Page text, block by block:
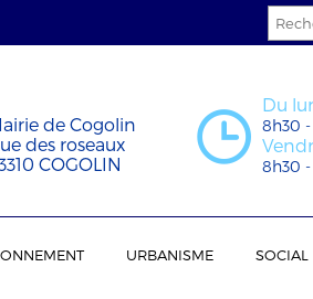
de Cogolin
des roseaux
COGOLIN
Du
8h30
8h30
URBANISME SOCIAL